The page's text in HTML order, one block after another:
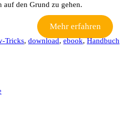
auf den Grund zu gehen.
Mehr erfahren
Tricks, download, ebook, Handbuch